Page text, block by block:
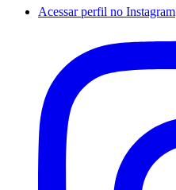
Acessar perfil no Instagram